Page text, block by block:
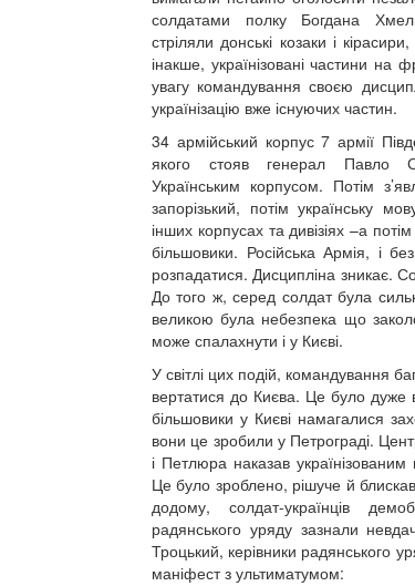
солдатами полку Богдана
стріляли донські козаки і
інакше, українізовані частини
увагу командування своєю
українізацію вже існуючих частин.
34 армійський корпус 7 армії
якого стояв генерал Павло
Українським корпусом. Потім
запорізький, потім українську
інших корпусах та дивізіях –а
більшовики. Російська Армія, і
розпадатися. Дисципліна зникає.
До того ж, серед солдат була
великою була небезпека що
може спалахнути і у Києві.
У світлі цих подій, командування
вертатися до Києва. Це було дуже
більшовики у Києві намагалися
вони це зробили у Петрограді.
і Петлюра наказав українізованим
Це було зроблено, рішуче й
додому, солдат-українців
радянського уряду зазнали
Троцький, керівники радянського
маніфест з ультиматумом: